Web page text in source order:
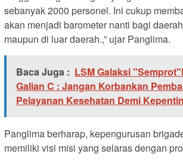
sebanyak 2000 personel. Ini cukup
akan menjadi barometer nanti bagi
maupun di luar daerah.,” ujar Panglima.
Baca Juga : LSM Galaksi
Galian C : Jangan Korbankan
Pelayanan Kesehatan Demi
Panglima berharap, kepengurusan
memiliki visi misi yang selaras dengan